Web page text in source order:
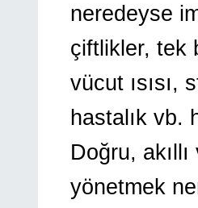
neredeyse
çiftlikler, tek
vücut ısısı,
hastalık vb.
Doğru,
yönetmek